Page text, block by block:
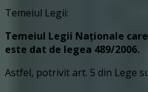
Temeiul Legii:
Temeiul Legii Naționale
este dat de legea 489/2006.
Astfel, potrivit art. 5 din Lege